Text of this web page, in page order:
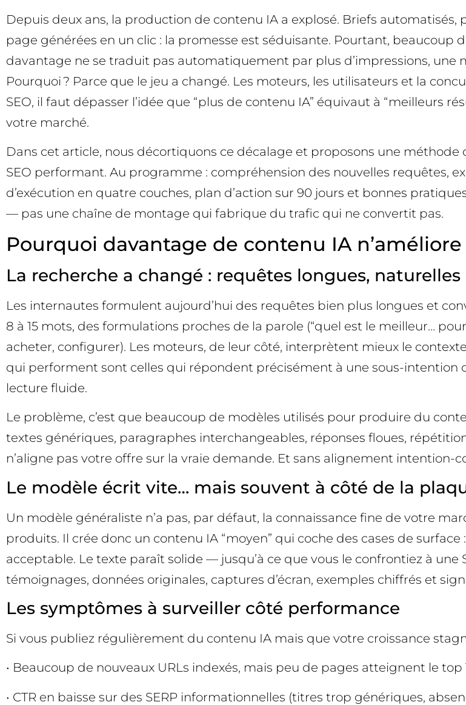
Depuis deux ans, la production de contenu IA a explosé. Briefs
page générées en un clic : la promesse est séduisante. Pourtant, beaucoup
davantage ne se traduit pas automatiquement par plus d’impressions, une
Pourquoi ? Parce que le jeu a changé. Les moteurs, les utilisateurs et la
SEO, il faut dépasser l’idée que “plus de contenu IA” équivaut à “meilleurs
votre marché.
Dans cet article, nous décortiquons ce décalage et proposons une
SEO performant. Au programme : compréhension des nouvelles requêtes,
d’exécution en quatre couches, plan d’action sur 90 jours et bonnes
— pas une chaîne de montage qui fabrique du trafic qui ne convertit pas.
Pourquoi davantage de contenu IA
La recherche a changé : requêtes longues,
Les internautes formulent aujourd’hui des requêtes bien plus longues et
8 à 15 mots, des formulations proches de la parole (“quel est le meilleur…
acheter, configurer). Les moteurs, de leur côté, interprètent mieux le
qui performent sont celles qui répondent précisément à une sous-intention
lecture fluide.
Le problème, c’est que beaucoup de modèles utilisés pour produire du
textes génériques, paragraphes interchangeables, réponses floues,
n’aligne pas votre offre sur la vraie demande. Et sans alignement intention-
Le modèle écrit vite… mais souvent à côté de la
Un modèle généraliste n’a pas, par défaut, la connaissance fine de votre
produits. Il crée donc un contenu IA “moyen” qui coche des cases de
acceptable. Le texte paraît solide — jusqu’à ce que vous le confrontiez à
témoignages, données originales, captures d’écran, exemples chiffrés et
Les symptômes à surveiller côté performance
Si vous publiez régulièrement du contenu IA mais que votre croissance
• Beaucoup de nouveaux URLs indexés, mais peu de pages atteignent le
• CTR en baisse sur des SERP informationnelles (titres trop génériques,